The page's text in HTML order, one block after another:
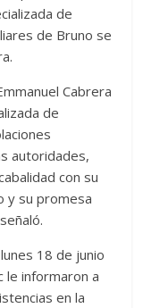
de
de Bruno se
Cabrera
de
autoridades,
con su
y su promesa
18 de junio
le informaron a
en la